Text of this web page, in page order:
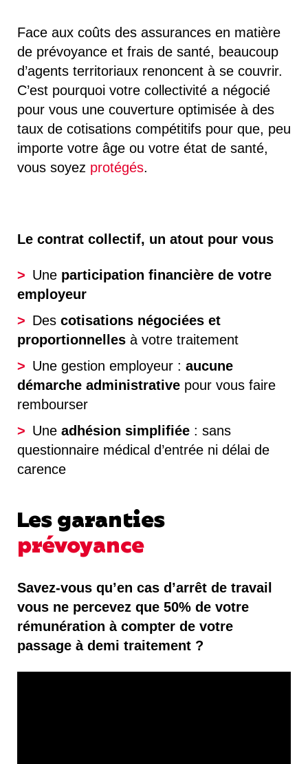
Face aux coûts des assurances en matière
de prévoyance et frais de santé, beaucoup
d’agents territoriaux renoncent à se couvrir.
C’est pourquoi votre collectivité a négocié
pour vous une couverture optimisée à des
taux de cotisations compétitifs pour que, peu
importe votre âge ou votre état de santé,
vous soyez protégés.
Le contrat collectif, un atout pour vous
Une participation financière de votre
employeur
Des cotisations négociées et
proportionnelles à votre traitement
Une gestion employeur : aucune
démarche administrative pour vous faire
rembourser
Une adhésion simplifiée : sans
questionnaire médical d’entrée ni délai de
carence
Les garanties
prévoyance
Savez-vous qu’en cas d’arrêt de travail
vous ne percevez que 50% de votre
rémunération à compter de votre
passage à demi traitement ?